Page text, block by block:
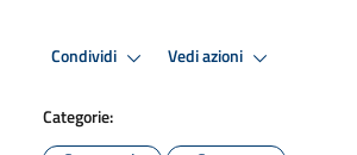
Condividi Vedi azioni
Categorie: